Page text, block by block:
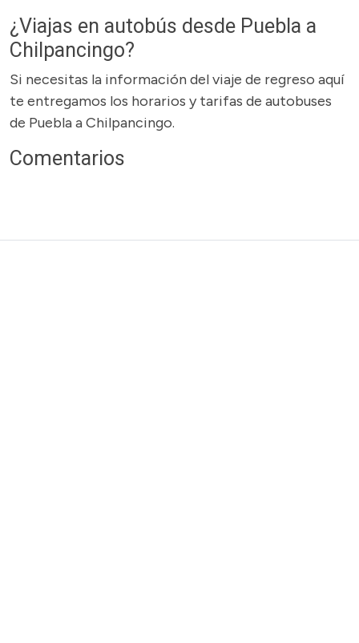
¿Viajas en autobús desde Puebla a
Chilpancingo?
Si necesitas la información del viaje de regreso aquí
te entregamos los horarios y tarifas de autobuses
de Puebla a Chilpancingo.
Comentarios